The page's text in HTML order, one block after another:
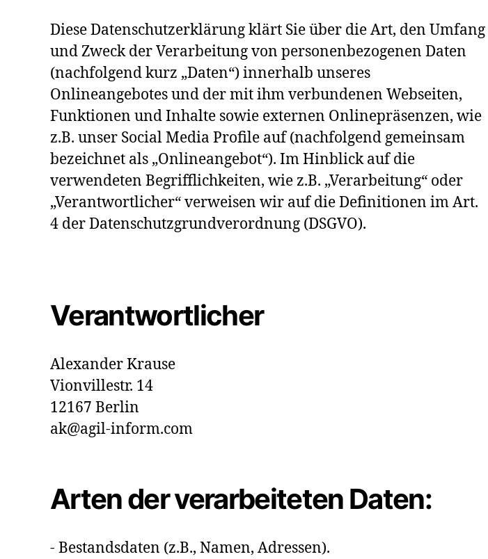
Diese Datenschutzerklärung klärt Sie über die Art, den Umfang
und Zweck der Verarbeitung von personenbezogenen Daten
(nachfolgend kurz „Daten“) innerhalb unseres
Onlineangebotes und der mit ihm verbundenen Webseiten,
Funktionen und Inhalte sowie externen Onlinepräsenzen, wie
z.B. unser Social Media Profile auf (nachfolgend gemeinsam
bezeichnet als „Onlineangebot“). Im Hinblick auf die
verwendeten Begrifflichkeiten, wie z.B. „Verarbeitung“ oder
„Verantwortlicher“ verweisen wir auf die Definitionen im Art.
4 der Datenschutzgrundverordnung (DSGVO).
Verantwortlicher
Alexander Krause
Vionvillestr. 14
12167 Berlin
ak@agil-inform.com
Arten der verarbeiteten Daten:
- Bestandsdaten (z.B., Namen, Adressen).